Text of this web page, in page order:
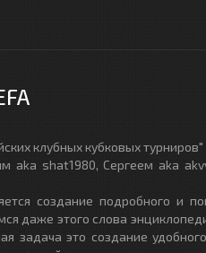
клубных кубковых
aka shat1980, Сергеем aka
создание подробного и
даже этого слова
задача это создание